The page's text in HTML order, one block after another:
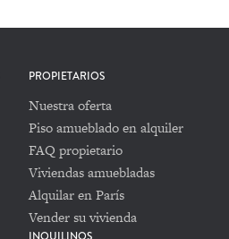
PROPIETARIOS
Nuestra oferta
Piso amueblado en alquiler
FAQ propietario
Viviendas amuebladas
Alquilar en París
Vender su vivienda